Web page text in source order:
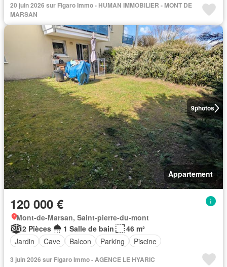
20 juin 2026 sur Figaro Immo - HUMAN IMMOBILIER - MONT DE
MARSAN
9photos
Appartement
120 000 €
Mont-de-Marsan, Saint-pierre-du-mont
2 Pièces
1 Salle de bain
46 m²
Jardin
Cave Balcon Parking Piscine
3 juin 2026 sur Figaro Immo - AGENCE LE HYARIC